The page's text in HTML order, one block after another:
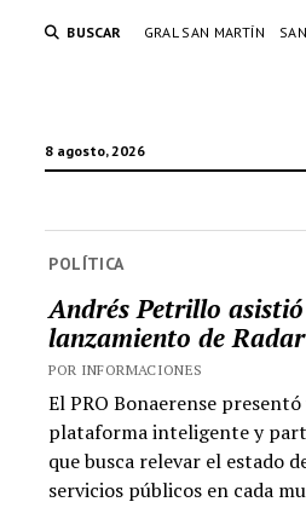
BUSCAR GRAL SAN MARTÍN
8 agosto, 2026
POLÍTICA
Andrés Petrillo
lanzamiento de
POR INFORMACIONES
El PRO Bonaerense
plataforma inteligente y
que busca relevar el estado
servicios públicos en cada